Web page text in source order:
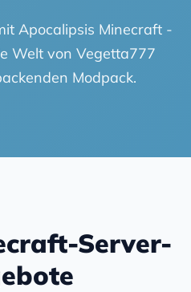
Apocalipsis Minecraft -
Welt von Vegetta777
Modpack.
Server-